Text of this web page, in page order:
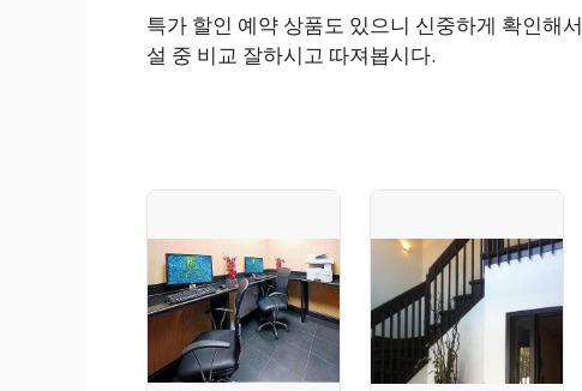
특가 할인 예약 상품도 있으니 신중하게 확인해
설 중 비교 잘하시고 따져봅시다.